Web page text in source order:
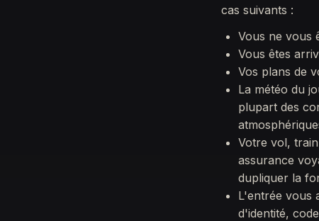
cas suivants :
Vous ne vous
Vous êtes
Vos plans de
La météo du
plupart des
Votre vol,
assurance
dupliquer la
L'entrée vous
d'identité,